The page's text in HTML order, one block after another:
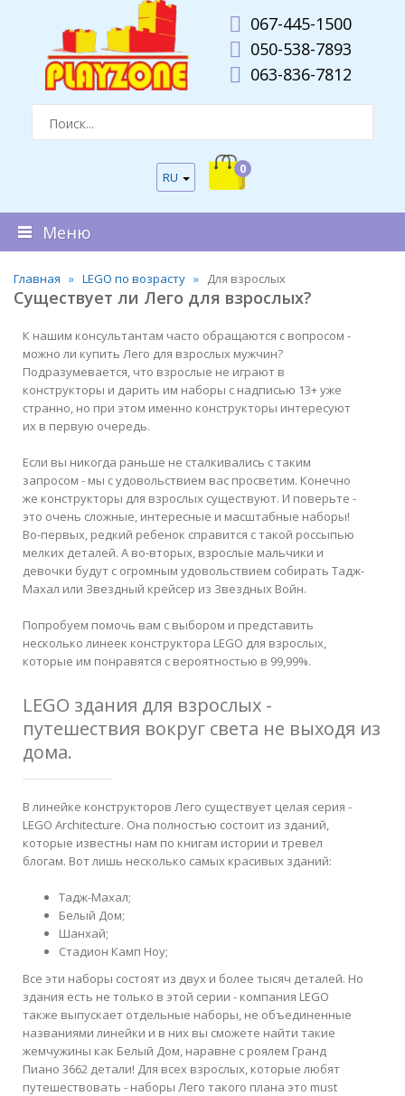
067-445-1500
050-538-7893
063-836-7812
RU
0
Меню
Главная LEGO по возрасту Для взрослых
Существует ли Лего для взрослых?
К нашим консультантам часто обращаются с вопросом -
можно ли купить Лего для взрослых мужчин?
Подразумевается, что взрослые не играют в
конструкторы и дарить им наборы с надписью 13+ уже
странно, но при этом именно конструкторы интересуют
их в первую очередь.
Если вы никогда раньше не сталкивались с таким
запросом - мы с удовольствием вас просветим. Конечно
же конструкторы для взрослых существуют. И поверьте -
это очень сложные, интересные и масштабные наборы!
Во-первых, редкий ребенок справится с такой россыпью
мелких деталей. А во-вторых, взрослые мальчики и
девочки будут с огромным удовольствием собирать Тадж-
Махал или Звездный крейсер из Звездных Войн.
Попробуем помочь вам с выбором и представить
несколько линеек конструктора LEGO для взрослых,
которые им понравятся с вероятностью в 99,99%.
LEGO здания для взрослых -
путешествия вокруг света не выходя из
дома.
В линейке конструкторов Лего существует целая серия -
LEGO Architecture. Она полностью состоит из зданий,
которые известны нам по книгам истории и тревел
блогам. Вот лишь несколько самых красивых зданий:
Тадж-Махал;
Белый Дом;
Шанхай;
Стадион Камп Ноу;
Все эти наборы состоят из двух и более тысяч деталей. Но
здания есть не только в этой серии - компания LEGO
также выпускает отдельные наборы, не объединенные
названиями линейки и в них вы сможете найти такие
жемчужины как Белый Дом, наравне с роялем Гранд
Пиано 3662 детали! Для всех взрослых, которые любят
путешествовать - наборы Лего такого плана это must